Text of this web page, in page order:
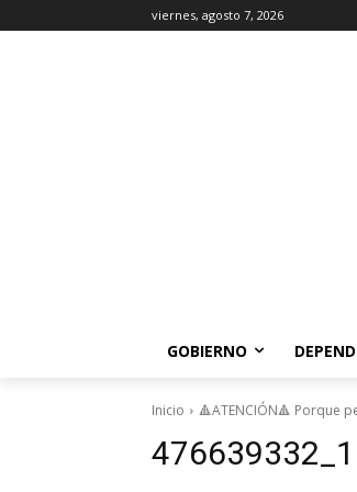
viernes, agosto 7, 2026
GOBIERNO
Inicio 🔺ATENCIÓN🔺 Porque